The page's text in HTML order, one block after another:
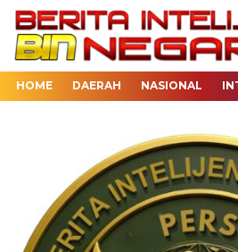
HOME DAERAH NASIONAL